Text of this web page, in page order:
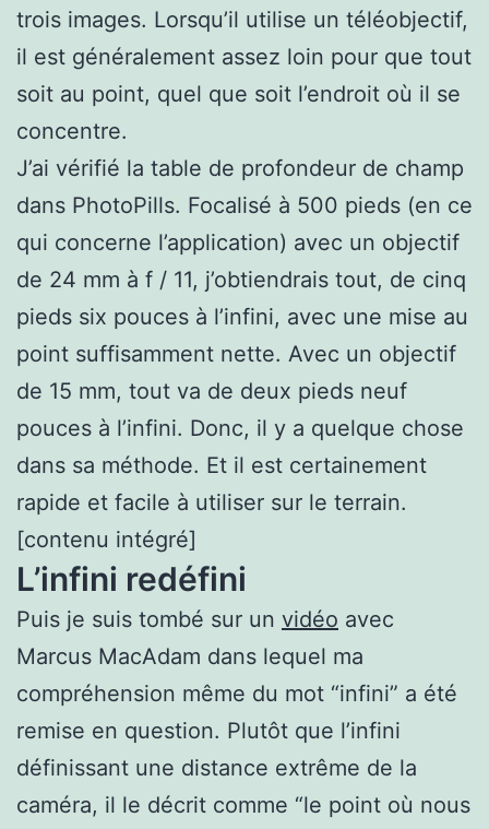
trois images. Lorsqu’il utilise un téléobjectif,
il est généralement assez loin pour que tout
soit au point, quel que soit l’endroit où il se
concentre.
J’ai vérifié la table de profondeur de champ
dans PhotoPills. Focalisé à 500 pieds (en ce
qui concerne l’application) avec un objectif
de 24 mm à f / 11, j’obtiendrais tout, de cinq
pieds six pouces à l’infini, avec une mise au
point suffisamment nette. Avec un objectif
de 15 mm, tout va de deux pieds neuf
pouces à l’infini. Donc, il y a quelque chose
dans sa méthode. Et il est certainement
rapide et facile à utiliser sur le terrain.
[contenu intégré]
L’infini redéfini
Puis je suis tombé sur un vidéo avec
Marcus MacAdam dans lequel ma
compréhension même du mot “infini” a été
remise en question. Plutôt que l’infini
définissant une distance extrême de la
caméra, il le décrit comme “le point où nous